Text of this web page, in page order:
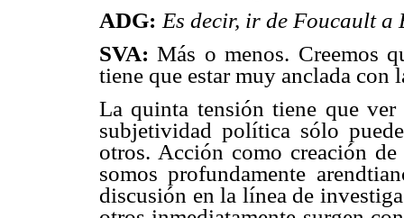
ADG: Es decir, ir de Foucault a
SVA: Más o menos. Creemos
tiene que estar muy anclada con
La quinta tensión tiene que
subjetividad política sólo
otros. Acción como creación
somos profundamente
discusión en la línea de